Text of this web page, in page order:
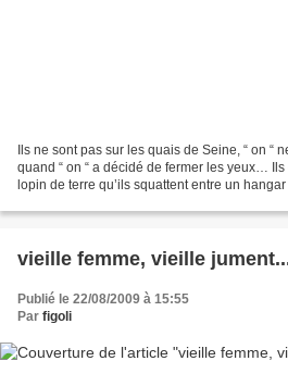
Ils ne sont pas sur les quais de Seine, “ on “
quand “ on “ a décidé de fermer les yeux…
lopin de terre qu’ils squattent entre un
vieille femme, vieille
Publié le 22/08/2009 à 15:55
Par figoli